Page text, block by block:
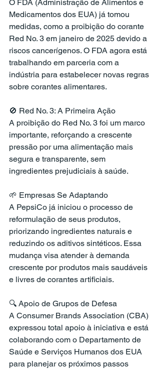
O FDA (Administração de Alimentos e
Medicamentos dos EUA) já tomou
medidas, como a proibição do corante
Red No. 3 em janeiro de 2025 devido a
riscos cancerígenos. O FDA agora está
trabalhando em parceria com a
indústria para estabelecer novas regras
sobre corantes alimentares.
🚫 Red No. 3: A Primeira Ação
A proibição do Red No. 3 foi um marco
importante, reforçando a crescente
pressão por uma alimentação mais
segura e transparente, sem
ingredientes prejudiciais à saúde.
🌱 Empresas Se Adaptando
A PepsiCo já iniciou o processo de
reformulação de seus produtos,
priorizando ingredientes naturais e
reduzindo os aditivos sintéticos. Essa
mudança visa atender à demanda
crescente por produtos mais saudáveis
e livres de corantes artificiais.
🔍 Apoio de Grupos de Defesa
A Consumer Brands Association (CBA)
expressou total apoio à iniciativa e está
colaborando com o Departamento de
Saúde e Serviços Humanos dos EUA
para planejar os próximos passos